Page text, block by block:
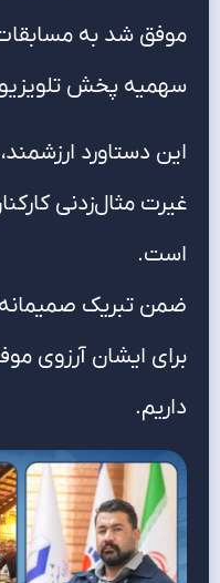
موفق شد به
سهمیه پخش تلویزیونی سال
این دستاورد
غیرت مثال‌زدنی
است.
ضمن تبریک
برای ایشان آرزوی
داریم.